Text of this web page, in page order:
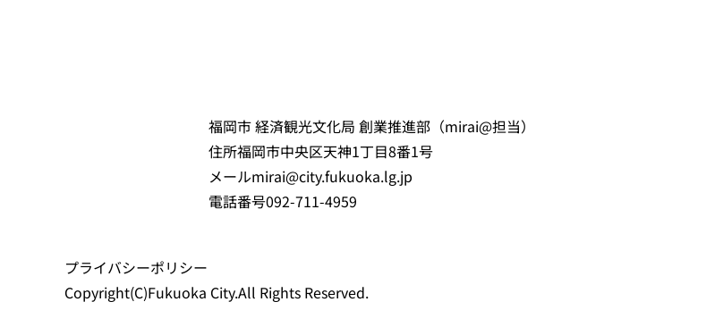
福岡市 経済観光文化局 創業推進部（mirai@担当）
住所福岡市中央区天神1丁目8番1号
メールmirai@city.fukuoka.lg.jp
電話番号092-711-4959
プライバシーポリシー
Copyright(C)Fukuoka City.All Rights Reserved.